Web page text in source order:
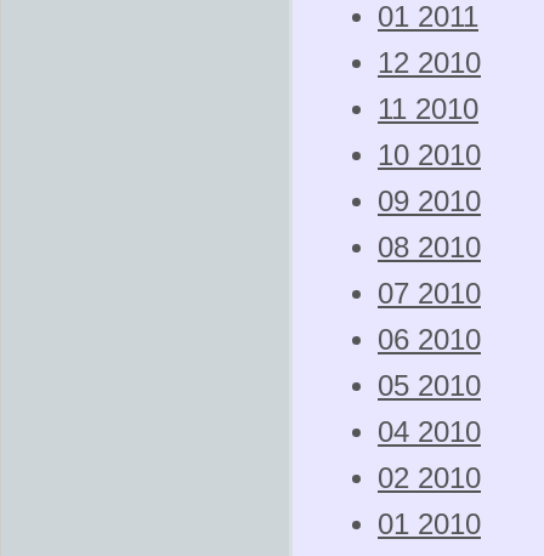
01 2011
12 2010
11 2010
10 2010
09 2010
08 2010
07 2010
06 2010
05 2010
04 2010
02 2010
01 2010